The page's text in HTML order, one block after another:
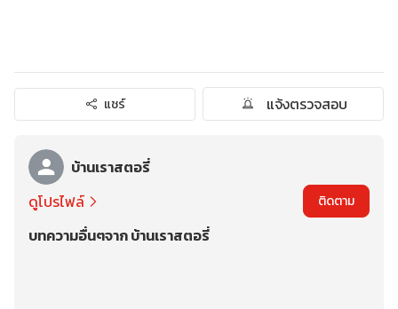
แชร์ แจ้งตรวจสอบ
บ้านเราสตอรี่
ดูโปรไฟล์
ติดตาม
บทความอื่นๆจาก บ้านเราสตอรี่